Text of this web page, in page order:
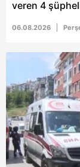
veren 4
06.08.2026